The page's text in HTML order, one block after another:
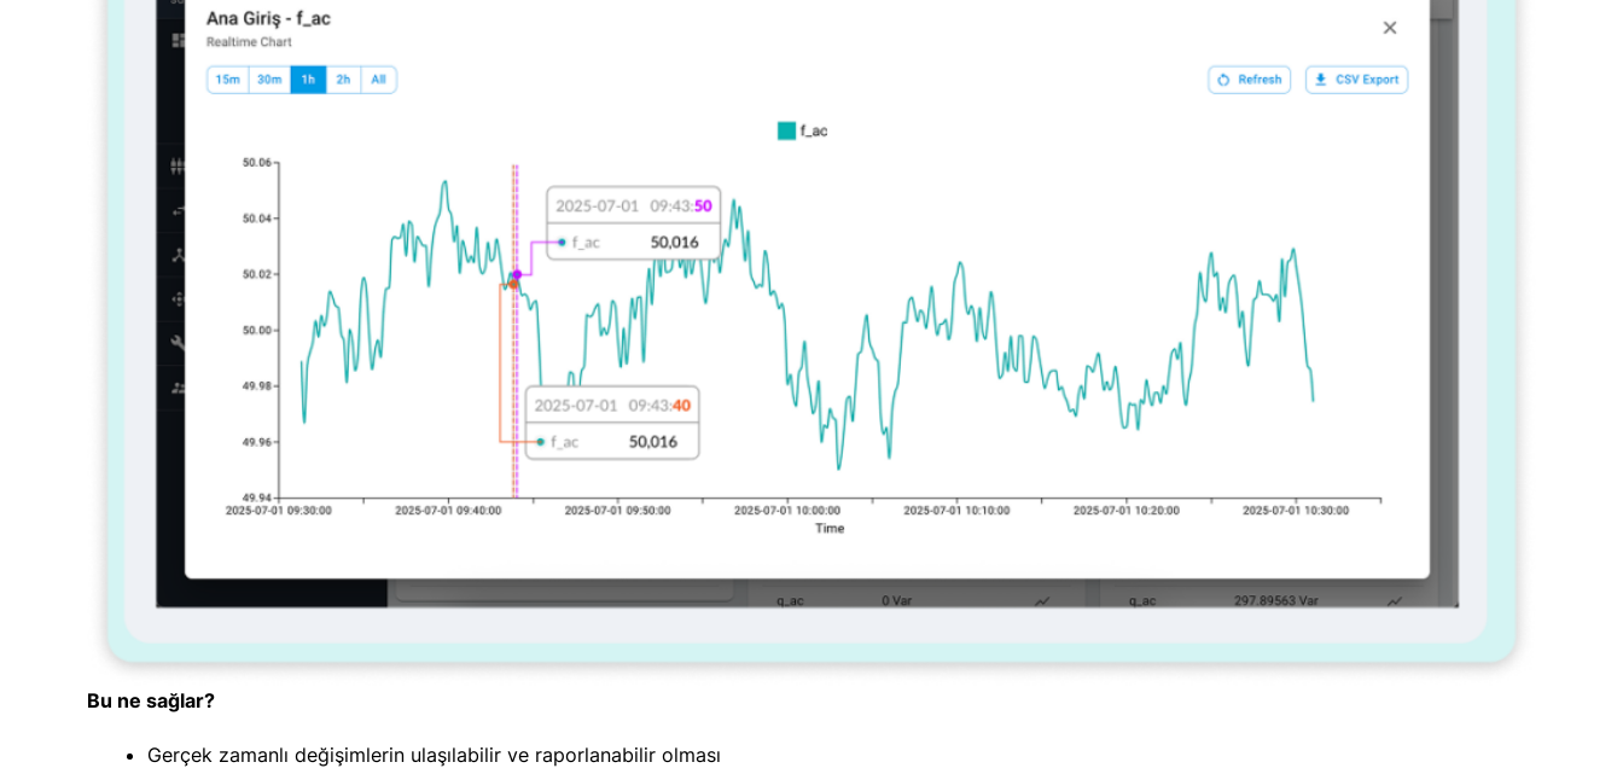
Bu ne sağlar?
Gerçek zamanlı değişimlerin ulaşılabilir ve raporlanabilir olması